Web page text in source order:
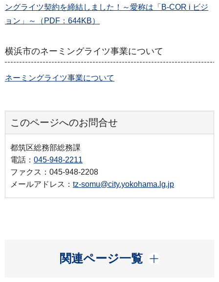
ングライツ契約を締結しました！～愛称は「B-COR i ビジ
ョン」～（PDF：644KB）
横浜市のネーミングライツ事業について
ネーミングライツ事業について
このページへのお問合せ
都筑区総務部総務課
電話： 045-948-2211
ファクス：045-948-2208
メールアドレス： tz-somu@city.yokohama.lg.jp
関連ページ一覧
開く